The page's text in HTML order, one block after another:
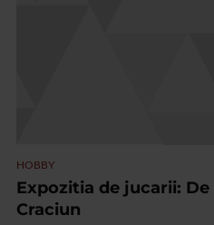
HOBBY
Expozitia de jucarii: De
Craciun